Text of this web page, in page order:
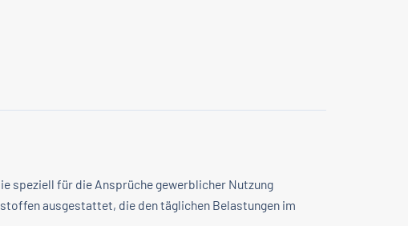
speziell für die Ansprüche gewerblicher Nutzung
ausgestattet, die den täglichen Belastungen im